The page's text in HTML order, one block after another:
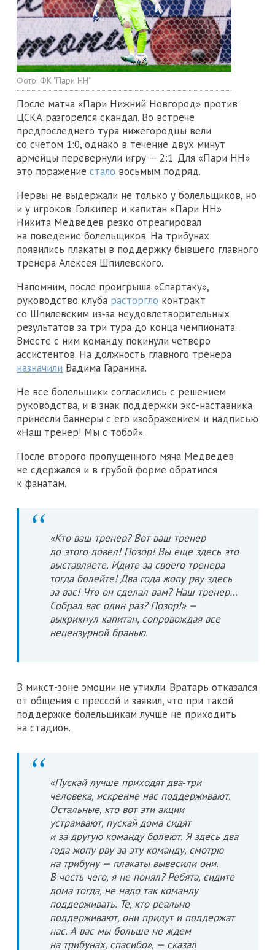
Фото: ФК "Пари НН"
После матча «Пари Нижний Новгород» против
ЦСКА разгорелся скандал. Во встрече
предпоследнего тура нижегородцы вели
со счетом 1:0, однако в течение двух минут
армейцы перевернули игру — 2:1. Для «Пари НН»
это поражение стало восьмым подряд.
Нервы не выдержали не только у болельщиков, но
и у игроков. Голкипер и капитан «Пари НН»
Никита Медведев резко отреагировал
на поведение болельщиков. На трибунах
появились плакаты в поддержку бывшего главного
тренера Алексея Шпилевского.
Напомним, после проигрыша «Спартаку»,
руководство клуба расторгло контракт
со Шпилевским из‑за неудовлетворительных
результатов за три тура до конца чемпионата.
Вместе с ним команду покинули четверо
ассистентов. На должность главного тренера
назначили Вадима Гаранина.
Не все болельщики согласились с решением
руководства, и в знак поддержки экс-наставника
принесли баннеры с его изображением и надписью
«Наш тренер! Мы с тобой».
После второго пропущенного мяча Медведев
не сдержался и в грубой форме обратился
к фанатам.
«Кто ваш тренер? Вот ваш тренер
до этого довел! Позор! Вы еще здесь это
выставляете. Идите за своего тренера
тогда болейте! Два года жопу рву здесь
за вас! Что он сделал вам? Наш тренер…
Собрал вас один раз? Позор!» —
выкрикнул капитан, сопровождая все
нецензурной бранью.
В микст-зоне эмоции не утихли. Вратарь отказался
от общения с прессой и заявил, что при такой
поддержке болельщикам лучше не приходить
на стадион.
«Пускай лучше приходят два‑три
человека, искренне нас поддерживают.
Остальные, кто вот эти акции
устраивают, пускай дома сидят
и за другую команду болеют. Я здесь два
года жопу рву за эту команду, смотрю
на трибуну — плакаты вывесили они.
В честь чего, я не понял? Ребята, сидите
дома тогда, не надо так команду
поддерживать. Те, кто реально
поддерживают, они придут и поддержат
нас. А вас мы больше не ждем
на трибунах, спасибо», — сказал